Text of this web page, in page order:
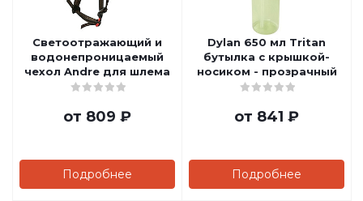
Светоотражающий и
водонепроницаемый
чехол Andre для шлема
от 809 ₽
Подробнее
Dylan 650 мл Tritan
бутылка с крышкой-
носиком - прозрачный
от 841 ₽
Подробнее